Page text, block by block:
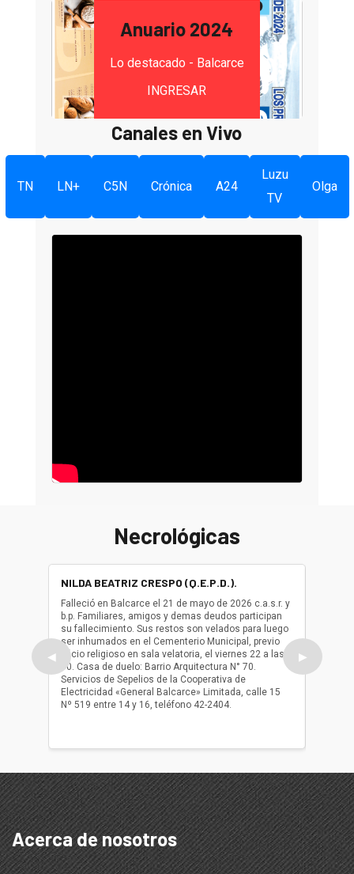
Anuario 2024
Lo destacado - Balcarce
INGRESAR
Canales en Vivo
TN LN+ C5N Crónica A24
Luzu
TV
Olga
Necrológicas
◀
NILDA BEATRIZ CRESPO (Q.E.P.D.).
Falleció en Balcarce el 21 de mayo de 2026 c.a.s.r. y
b.p. Familiares, amigos y demas deudos participan
su fallecimiento. Sus restos son velados para luego
ser inhumados en el Cementerio Municipal, previo
oficio religioso en sala velatoria, el viernes 22 a las
10. Casa de duelo: Barrio Arquitectura N° 70.
Servicios de Sepelios de la Cooperativa de
Electricidad «General Balcarce» Limitada, calle 15
Nº 519 entre 14 y 16, teléfono 42-2404.
ser
oficio
▶
Acerca de nosotros